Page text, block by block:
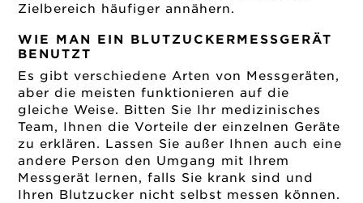
Zielbereich häufiger annähern.
WIE MAN EIN BLUTZUCKERMESSGERÄT
BENUTZT
Es gibt verschiedene Arten von Messgeräten,
aber die meisten funktionieren auf die
gleiche Weise. Bitten Sie Ihr medizinisches
Team, Ihnen die Vorteile der einzelnen Geräte
zu erklären. Lassen Sie außer Ihnen auch eine
andere Person den Umgang mit Ihrem
Messgerät lernen, falls Sie krank sind und
Ihren Blutzucker nicht selbst messen können.